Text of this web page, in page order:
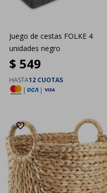
Juego de cestas FOLKE 4
unidades negro
$ 549
HASTA12 CUOTAS
|
|